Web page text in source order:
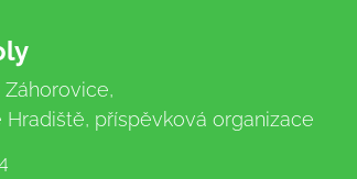
Hradiště, příspěvková organizace